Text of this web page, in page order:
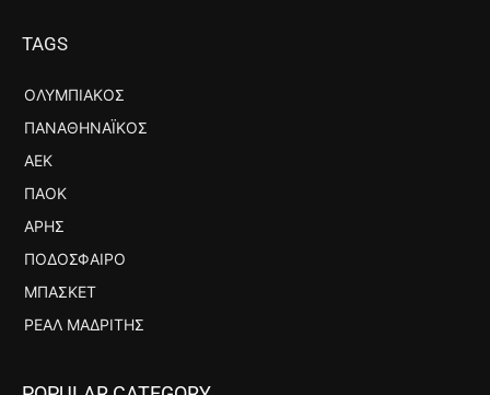
TAGS
ΟΛΥΜΠΙΑΚΌΣ
ΠΑΝΑΘΗΝΑΪΚΌΣ
ΑΕΚ
ΠΑΟΚ
ΆΡΗΣ
ΠΟΔΌΣΦΑΙΡΟ
ΜΠΆΣΚΕΤ
ΡΕΆΛ ΜΑΔΡΊΤΗΣ